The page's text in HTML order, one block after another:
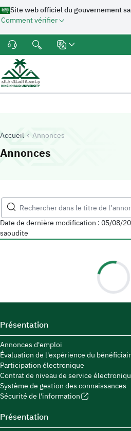
Site web officiel du gouvernement
Comment vérifier
Accueil Annonces
Annonces
Date de dernière modification :05/08/
saoudite
Présentation
Annonces d'emploi
Évaluation de l'expérience du
Participation électronique
Contrat de niveau de service
Système de gestion des connaissances
Sécurité de l'information
Présentation